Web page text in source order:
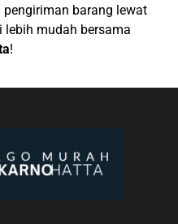
barang lewat
lebih mudah bersama
!